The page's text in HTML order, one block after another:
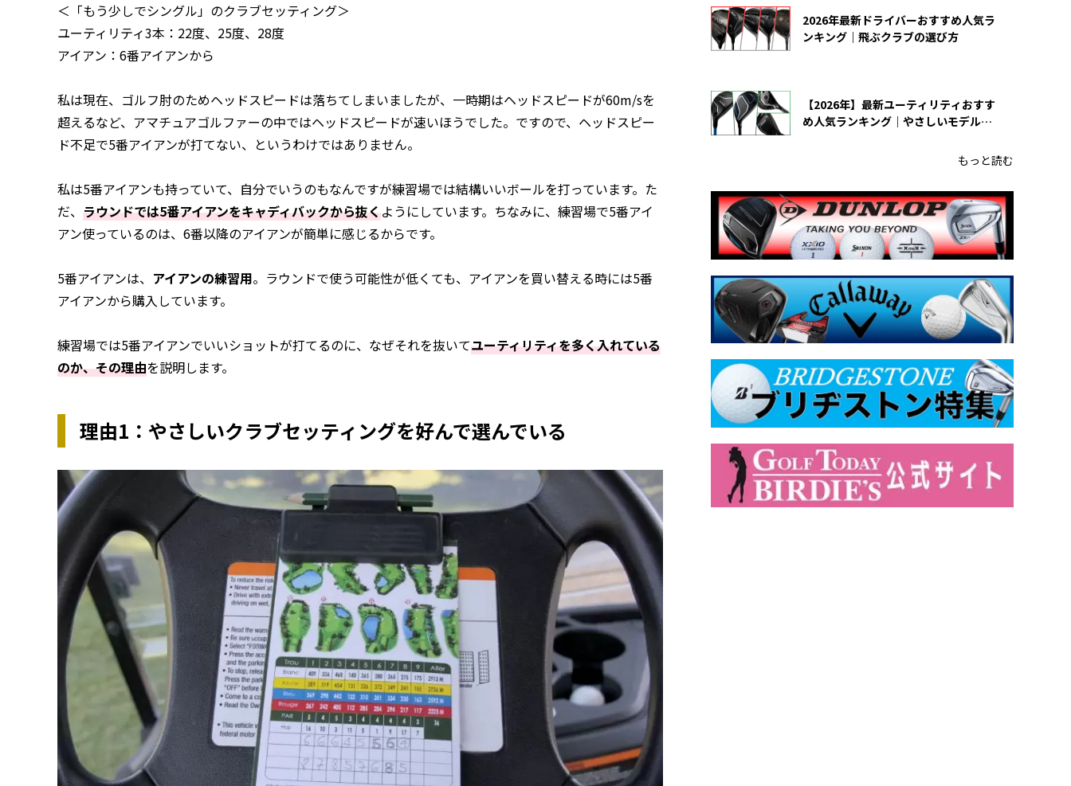
＜「もう少しでシングル」のクラブセッティング＞
ユーティリティ3本：22度、25度、28度
アイアン：6番アイアンから
私は現在、ゴルフ肘のためヘッドスピードは落ちてしまいましたが、一時期はヘッドスピードが60m/sを
超えるなど、アマチュアゴルファーの中ではヘッドスピードが速いほうでした。ですので、ヘッドスピー
ド不足で5番アイアンが打てない、というわけではありません。
私は5番アイアンも持っていて、自分でいうのもなんですが練習場では結構いいボールを打っています。た
だ、 ラウンドでは5番アイアンをキャディバックから抜くようにしています。ちなみに、練習場で5番アイ
アン使っているのは、6番以降のアイアンが簡単に感じるからです。
5番アイアンは、 アイアンの練習用。ラウンドで使う可能性が低くても、アイアンを買い替える時には5番
アイアンから購入しています。
練習場では5番アイアンでいいショットが打てるのに、なぜそれを抜いてユーティリティを多く入れている
のか、その理由を説明します。
理由1：やさしいクラブセッティングを好んで選んでいる
2026年最新ドライバーおすすめ人気ラ
ンキング｜飛ぶクラブの選び方
【2026年】最新ユーティリティおすす
め人気ランキング｜やさしいモデルの
もっと読む